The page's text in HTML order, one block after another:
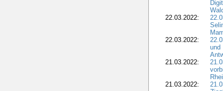
22.03.2022:
22.03.2022:
und
21.03.2022:
21.03.2022: